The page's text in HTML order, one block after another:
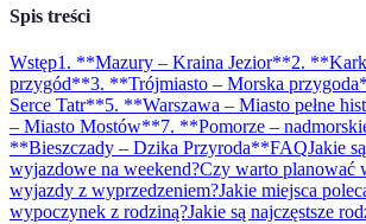
Spis treści
Wstęp1. **Mazury – Kraina Jezior**2.
przygód**3. **Trójmiasto – Morska
Serce Tatr**5. **Warszawa – Miasto pełne
– Miasto Mostów**7. **Pomorze –
**Bieszczady – Dzika Przyroda**FAQJakie
wyjazdowe na weekend?Czy warto planować
wyjazdy z wyprzedzeniem?Jakie miejsca
wypoczynek z rodziną?Jakie są najczęstsze